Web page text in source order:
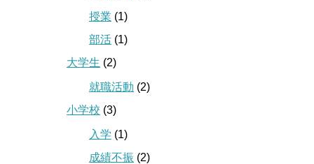
授業 (1)
部活 (1)
大学生 (2)
就職活動 (2)
小学校 (3)
入学 (1)
成績不振 (2)